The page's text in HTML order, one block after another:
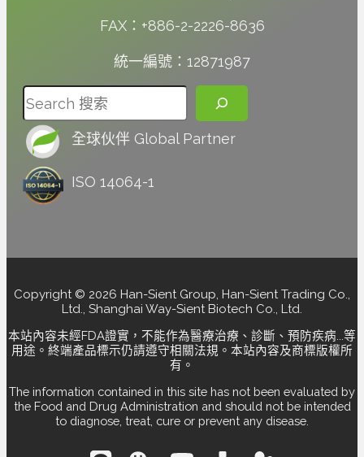
FAX：+886-2-2226-8636
統一編號：12871987
全球伙伴 Global Partner
ISO 14064-1
Copyright © 2026 Han-Sient Group, Han-Sient Trading Co.,
Ltd., Shanghai Way-Sient Biotech Co., Ltd.
本站內容未經FDA證實，不能作為醫療治療、診斷、預防疾病...等
用途。終端產品標示仍請遵守相關法規。本站內容及商標版權所
有。
The information contained in this site has not been evaluated by
the Food and Drug Administration and should not be intended
to diagnose, treat, cure or prevent any disease.